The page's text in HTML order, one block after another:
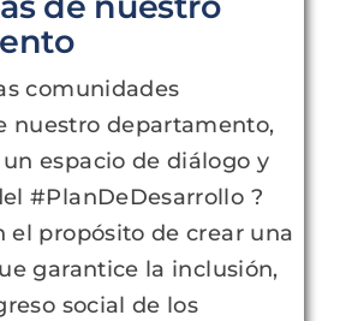
comunidades
nuestro departamento,
espacio de diálogo y
#PlanDeDesarrollo ?
el propósito de crear una
garantice la inclusión,
social de los